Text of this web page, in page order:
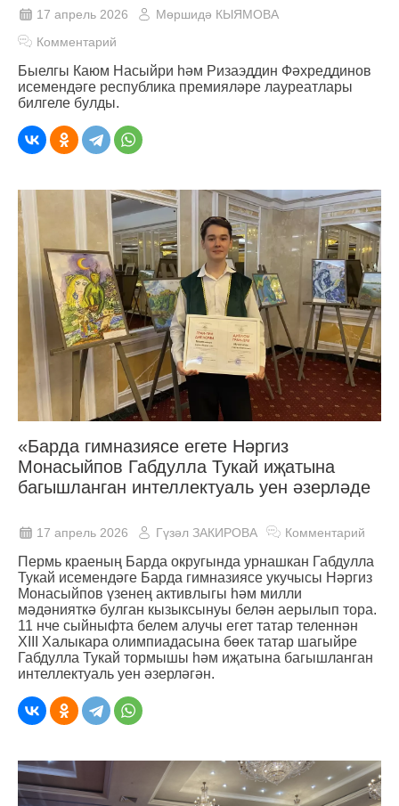
17 апрель 2026
Мөршидә КЫЯМОВА
Комментарий
Быелгы Каюм Насыйри һәм Ризаэддин Фәхреддинов
исемендәге республика премияләре лауреатлары
билгеле булды.
«Барда гимназиясе егете Нәргиз
Монасыйпов Габдулла Тукай иҗатына
багышланган интеллектуаль уен әзерләде
17 апрель 2026 Гүзәл ЗАКИРОВА Комментарий
Пермь краеның Барда округында урнашкан Габдулла
Тукай исемендәге Барда гимназиясе укучысы Нәргиз
Монасыйпов үзенең активлыгы һәм милли
мәдәнияткә булган кызыксынуы белән аерылып тора.
11 нче сыйныфта белем алучы егет татар теленнән
XIII Халыкара олимпиадасына бөек татар шагыйре
Габдулла Тукай тормышы һәм иҗатына багышланган
интеллектуаль уен әзерләгән.